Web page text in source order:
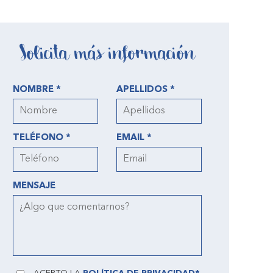
Solicita más información
NOMBRE * APELLIDOS *
TELÉFONO * EMAIL *
MENSAJE